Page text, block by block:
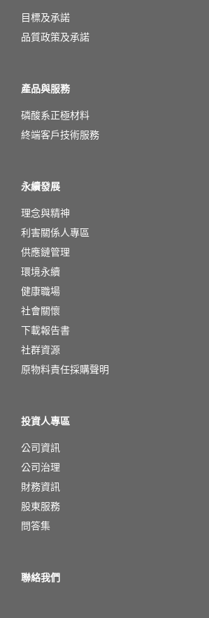
目標及承諾
品質政策及承諾
產品與服務
磷酸系正極材料
終端客戶技術服務
永續發展
理念與精神
利害關係人專區
供應鏈管理
環境永續
健康職場
社會關懷
下載報告書
社群資源
原物料責任採購聲明
投資人專區
公司資訊
公司治理
財務資訊
股東服務
問答集
聯絡我們